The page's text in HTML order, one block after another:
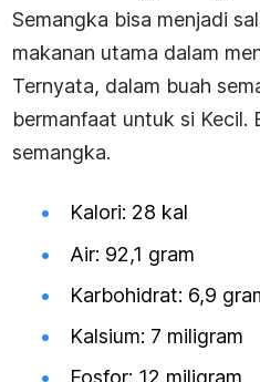
Semangka bisa menjadi
makanan utama dalam
Ternyata, dalam buah
bermanfaat untuk si Kecil.
semangka.
Kalori: 28 kal
Air: 92,1 gram
Karbohidrat: 6,9
Kalsium: 7 miligram
Fosfor: 12 miligram